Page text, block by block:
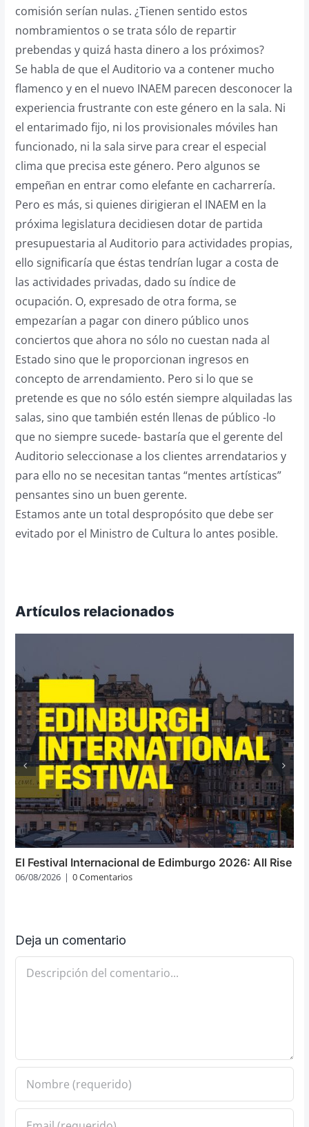
comisión serían nulas. ¿Tienen sentido estos
nombramientos o se trata sólo de repartir
prebendas y quizá hasta dinero a los próximos?
Se habla de que el Auditorio va a contener mucho
flamenco y en el nuevo INAEM parecen desconocer la
experiencia frustrante con este género en la sala. Ni
el entarimado fijo, ni los provisionales móviles han
funcionado, ni la sala sirve para crear el especial
clima que precisa este género. Pero algunos se
empeñan en entrar como elefante en cacharrería.
Pero es más, si quienes dirigieran el INAEM en la
próxima legislatura decidiesen dotar de partida
presupuestaria al Auditorio para actividades propias,
ello significaría que éstas tendrían lugar a costa de
las actividades privadas, dado su índice de
ocupación. O, expresado de otra forma, se
empezarían a pagar con dinero público unos
conciertos que ahora no sólo no cuestan nada al
Estado sino que le proporcionan ingresos en
concepto de arrendamiento. Pero si lo que se
pretende es que no sólo estén siempre alquiladas las
salas, sino que también estén llenas de público -lo
que no siempre sucede- bastaría que el gerente del
Auditorio seleccionase a los clientes arrendatarios y
para ello no se necesitan tantas “mentes artísticas”
pensantes sino un buen gerente.
Estamos ante un total despropósito que debe ser
evitado por el Ministro de Cultura lo antes posible.
Artículos relacionados
El Festival Internacional de Edimburgo 2026: All Rise
06/08/2026 | 0 Comentarios
Deja un comentario
Comentario